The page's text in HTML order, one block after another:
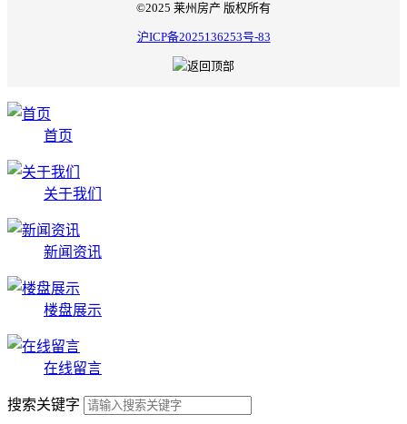
©2025 莱州房产 版权所有
沪ICP备2025136253号-83
首页
关于我们
新闻资讯
楼盘展示
在线留言
搜索关键字